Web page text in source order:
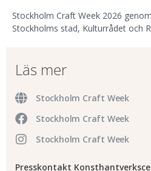
Stockholm Craft Week 2026
Stockholms stad, Kulturrådet och
Läs mer
Stockholm Craft Week
Stockholm Craft Week
Stockholm Craft Week
Presskontakt